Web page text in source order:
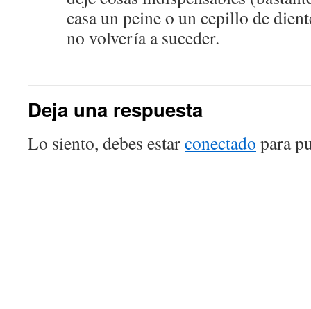
casa un peine o un cepillo de
no volvería a suceder.
Deja una respuesta
Lo siento, debes estarconectado para